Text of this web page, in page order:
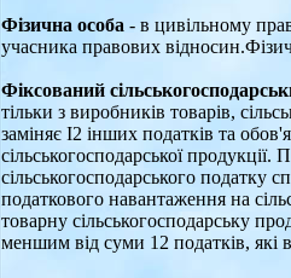
Фізична особа - в цивільному
учасника правових
Фіксований
тільки з виробників товарів,
заміняє I2 інших податків та
сільськогосподарської
сільськогосподарського податку
податкового навантаження на
товарну сільськогосподарську
меншим від суми 12 податків, які